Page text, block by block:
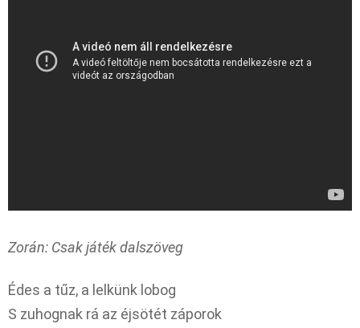
Zorán: Csak játék dalszöveg
Édes a tűz, a lelkünk lobog
S zuhognak rá az éjsötét záporok